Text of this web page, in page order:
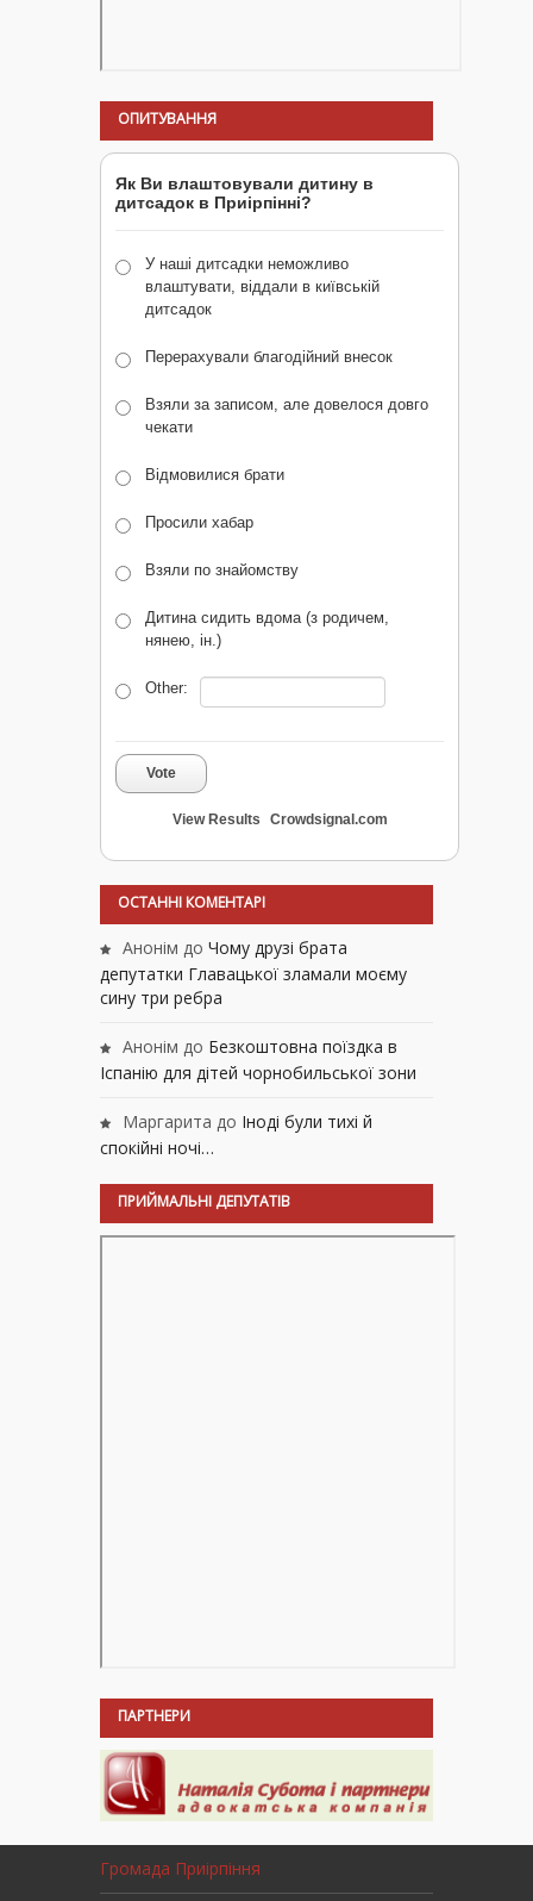
ОПИТУВАННЯ
Як Ви влаштовували дитину в
дитсадок в Приірпінні?
У наші дитсадки неможливо
влаштувати, віддали в київській
дитсадок
Перерахували благодійний внесок
Взяли за записом, але довелося довго
чекати
Відмовилися брати
Просили хабар
Взяли по знайомству
Дитина сидить вдома (з родичем,
нянею, ін.)
Other:
Vote
View Results Crowdsignal.com
ОСТАННІ КОМЕНТАРІ
Анонім до Чому друзі брата
депутатки Главацької зламали моєму
сину три ребра
Анонім до Безкоштовна поїздка в
Іспанію для дітей чорнобильської зони
Маргарита до Іноді були тихі й
спокійні ночі…
ПРИЙМАЛЬНІ ДЕПУТАТІВ
ПАРТНЕРИ
Громада Приірпіння